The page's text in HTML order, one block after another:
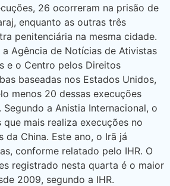
26 ocorreram na prisão de
enquanto as outras três
penitenciária na mesma cidade.
Agência de Notícias de Ativistas
e o Centro pelos Direitos
baseadas nos Estados Unidos,
menos 20 dessas execuções
a Anistia Internacional, o
mais realiza execuções no
da China. Este ano, o Irã já
conforme relatado pelo IHR. O
registrado nesta quarta é o maior
2009, segundo a IHR.